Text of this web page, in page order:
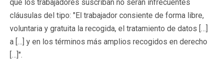
que los trabajadores suscriban no serán infrecuentes
cláusulas del tipo: "El trabajador consiente de forma libre,
voluntaria y gratuita la recogida, el tratamiento de datos […]
a […] y en los términos más amplios recogidos en derecho
[…]".